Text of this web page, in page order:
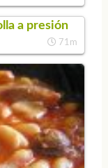
a presión
71m